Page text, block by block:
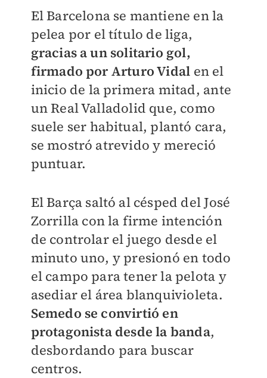
El Barcelona se mantiene en la
pelea por el título de liga,
gracias a un solitario gol,
firmado por Arturo Vidal en el
inicio de la primera mitad, ante
un Real Valladolid que, como
suele ser habitual, plantó cara,
se mostró atrevido y mereció
puntuar.
El Barça saltó al césped del José
Zorrilla con la firme intención
de controlar el juego desde el
minuto uno, y presionó en todo
el campo para tener la pelota y
asediar el área blanquivioleta.
Semedo se convirtió en
protagonista desde la banda,
desbordando para buscar
centros.